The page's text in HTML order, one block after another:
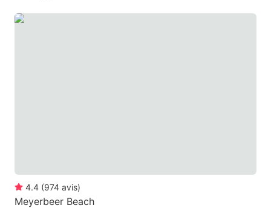
4.4 (974 avis)
Meyerbeer Beach